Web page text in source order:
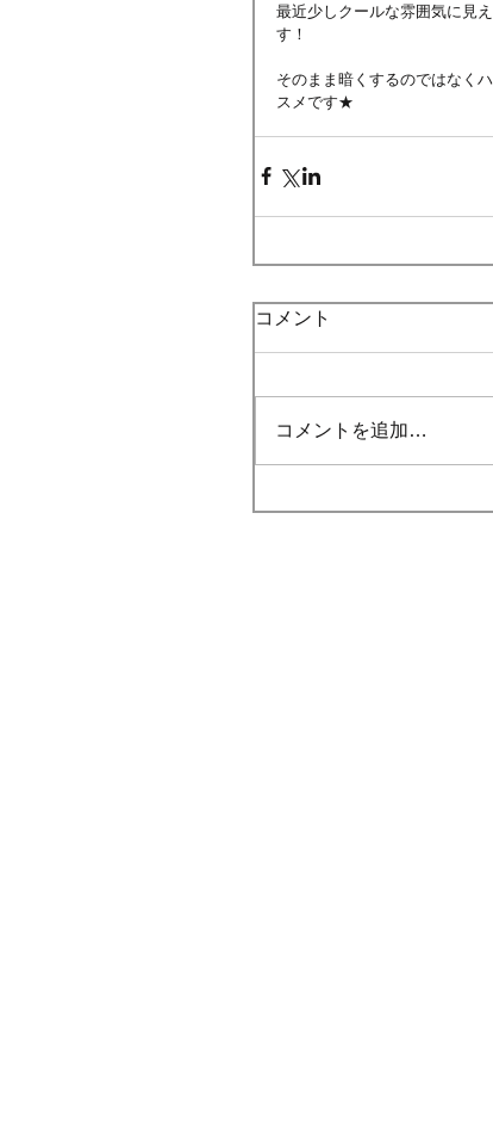
最近少しクールな雰囲気に見
す！
そのまま暗くするのではなく
スメです★
コメント
コメントを追加…